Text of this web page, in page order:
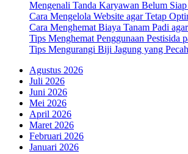
Mengenali Tanda Karyawan Belum Siap
Cara Mengelola Website agar Tetap
Cara Menghemat Biaya Tanam Padi
Tips Menghemat Penggunaan Pestisida
Tips Mengurangi Biji Jagung yang
Agustus 2026
Juli 2026
Juni 2026
Mei 2026
April 2026
Maret 2026
Februari 2026
Januari 2026